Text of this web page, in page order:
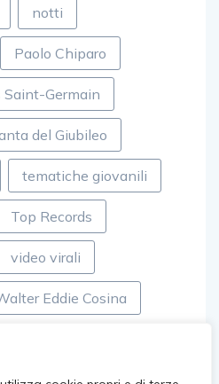
notti
Paolo Chiparo
Saint-Germain
del Giubileo
tematiche giovanili
Top Records
video virali
Eddie Cosina